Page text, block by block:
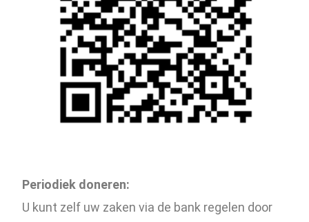
Periodiek doneren:
U kunt zelf uw zaken via de bank regelen door